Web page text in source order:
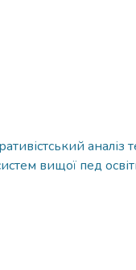
аналіз
вищої пед